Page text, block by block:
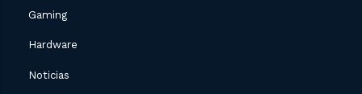
Gaming
Hardware
Noticias